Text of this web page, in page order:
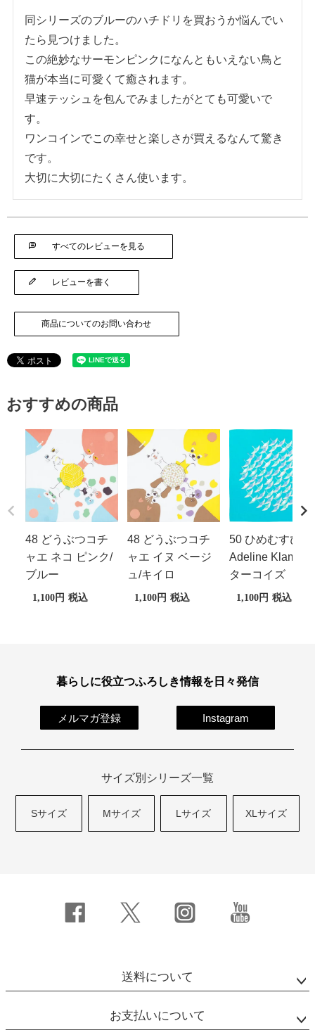
同シリーズのブルーのハチドリを買おうか悩んでい
たら見つけました。
この絶妙なサーモンピンクになんともいえない鳥と
猫が本当に可愛くて癒されます。
早速テッシュを包んでみましたがとても可愛いで
す。
ワンコインでこの幸せと楽しさが買えるなんて驚き
です。
大切に大切にたくさん使います。
すべてのレビューを見る
レビューを書く
商品についてのお問い合わせ
おすすめの商品
48 どうぶつコチ
ャエ ネコ ピンク/
ブルー
1,100 税込
48 どうぶつコチ
ャエ イヌ ベージ
ュ/キイロ
1,100 税込
50 ひめむすび
Adeline Klam 鶴
ターコイズ
1,100 税込
暮らしに役立つふろしき情報を日々発信
メルマガ登録 Instagram
サイズ別シリーズ一覧
Sサイズ Mサイズ Lサイズ XLサイズ
送料について
お支払いについて